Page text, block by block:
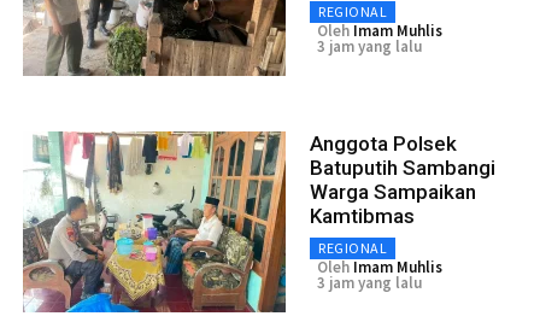
REGIONAL
Oleh Imam Muhlis
3 jam yang lalu
Anggota Polsek
Batuputih Sambangi
Warga Sampaikan
Kamtibmas
REGIONAL
Oleh Imam Muhlis
3 jam yang lalu